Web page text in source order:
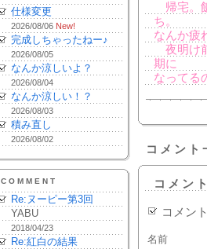
仕様変更
2026/08/06 New!
完成しちゃったねー♪
2026/08/05
なんか涼しいよ？
2026/08/04
なんか涼しい！？
2026/08/03
積み直し
2026/08/02
COMMENT
Re:ヌーピー第3回
YABU
2018/04/23
Re:紅白の結果
帰宅。
ち。
なんか疲
夜明け
期に
なってる
コメント
コメン
コメン
名前